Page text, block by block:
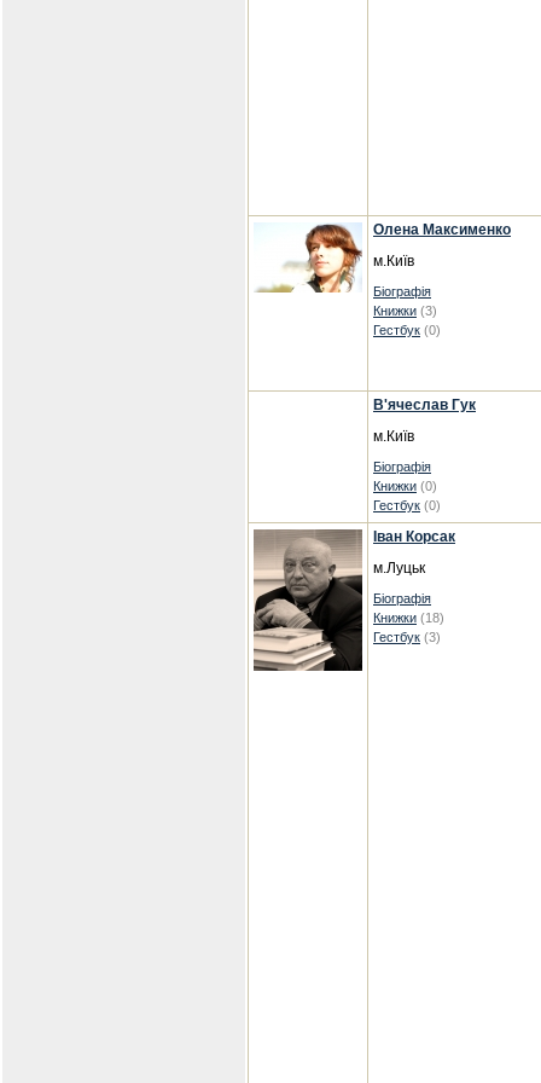
Олена Максименко
м.Київ
Біографія
Книжки (3)
Гестбук (0)
В'ячеслав Гук
м.Київ
Біографія
Книжки (0)
Гестбук (0)
Іван Корсак
м.Луцьк
Біографія
Книжки (18)
Гестбук (3)